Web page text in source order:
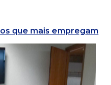
que mais empregam